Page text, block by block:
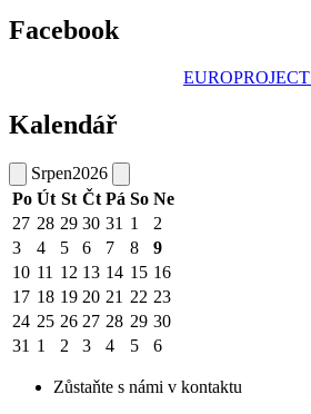
Facebook
EUROPROJECT
Kalendář
Srpen2026
Po Út St Čt Pá So Ne
27 28 29 30 31 1
2
3
4 5 6 7 8
9
10 11 12 13 14 15 16
17 18 19 20 21 22 23
24 25 26 27 28 29 30
31 1 2 3 4 5 6
Zůstaňte s námi v kontaktu